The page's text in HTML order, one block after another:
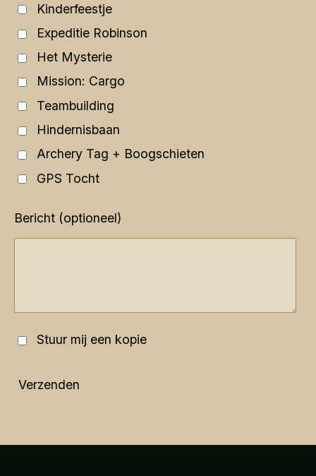
Kinderfeestje
Expeditie Robinson
Het Mysterie
Mission: Cargo
Teambuilding
Hindernisbaan
Archery Tag + Boogschieten
GPS Tocht
Bericht (optioneel)
Stuur mij een kopie
Verzenden